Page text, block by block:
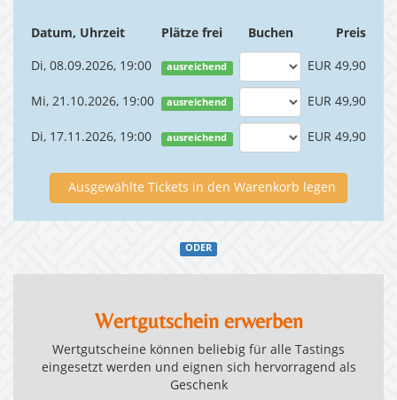
Datum, Uhrzeit Plätze frei Buchen Preis
Di, 08.09.2026, 19:00 ausreichend EUR 49,90
Mi, 21.10.2026, 19:00 ausreichend EUR 49,90
Di, 17.11.2026, 19:00 ausreichend EUR 49,90
Ausgewählte Tickets in den Warenkorb legen
ODER
Wertgutschein erwerben
Wertgutscheine können beliebig für alle Tastings
eingesetzt werden und eignen sich hervorragend als
Geschenk